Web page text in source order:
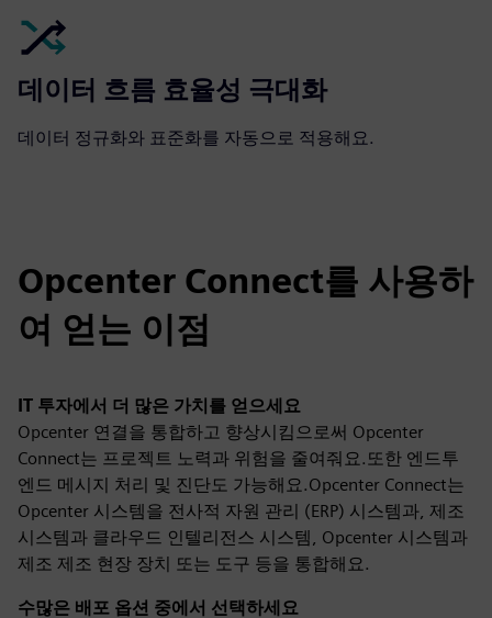
데이터 흐름 효율성 극대화
데이터 정규화와 표준화를 자동으로 적용해요.
Opcenter Connect를 사용하
여 얻는 이점
IT 투자에서 더 많은 가치를 얻으세요
Opcenter 연결을 통합하고 향상시킴으로써 Opcenter
Connect는 프로젝트 노력과 위험을 줄여줘요.또한 엔드투
엔드 메시지 처리 및 진단도 가능해요.Opcenter Connect는
Opcenter 시스템을 전사적 자원 관리 (ERP) 시스템과, 제조
시스템과 클라우드 인텔리전스 시스템, Opcenter 시스템과
제조 제조 현장 장치 또는 도구 등을 통합해요.
수많은 배포 옵션 중에서 선택하세요